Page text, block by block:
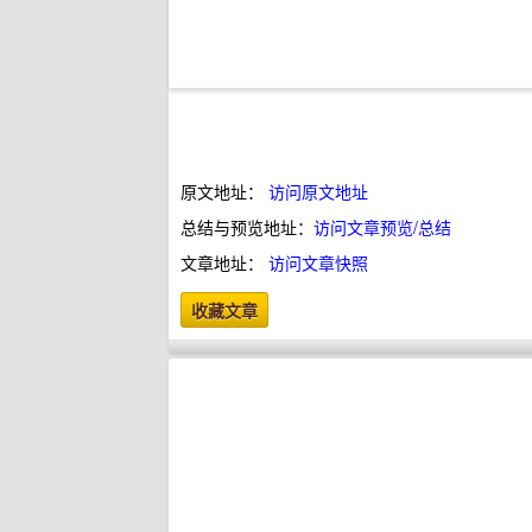
原文地址： 访问原文地址
总结与预览地址： 访问文章预览/总结
文章地址： 访问文章快照